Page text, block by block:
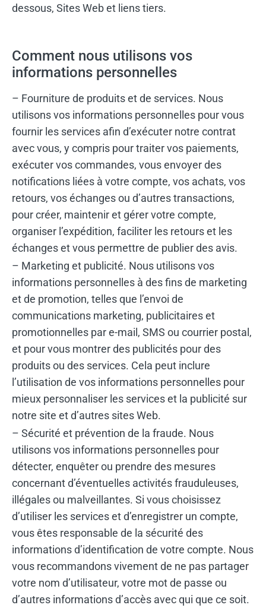
dessous, Sites Web et liens tiers.
Comment nous utilisons vos
informations personnelles
– Fourniture de produits et de services. Nous
utilisons vos informations personnelles pour vous
fournir les services afin d’exécuter notre contrat
avec vous, y compris pour traiter vos paiements,
exécuter vos commandes, vous envoyer des
notifications liées à votre compte, vos achats, vos
retours, vos échanges ou d’autres transactions,
pour créer, maintenir et gérer votre compte,
organiser l’expédition, faciliter les retours et les
échanges et vous permettre de publier des avis.
– Marketing et publicité. Nous utilisons vos
informations personnelles à des fins de marketing
et de promotion, telles que l’envoi de
communications marketing, publicitaires et
promotionnelles par e-mail, SMS ou courrier postal,
et pour vous montrer des publicités pour des
produits ou des services. Cela peut inclure
l’utilisation de vos informations personnelles pour
mieux personnaliser les services et la publicité sur
notre site et d’autres sites Web.
– Sécurité et prévention de la fraude. Nous
utilisons vos informations personnelles pour
détecter, enquêter ou prendre des mesures
concernant d’éventuelles activités frauduleuses,
illégales ou malveillantes. Si vous choisissez
d’utiliser les services et d’enregistrer un compte,
vous êtes responsable de la sécurité des
informations d’identification de votre compte. Nous
vous recommandons vivement de ne pas partager
votre nom d’utilisateur, votre mot de passe ou
d’autres informations d’accès avec qui que ce soit.